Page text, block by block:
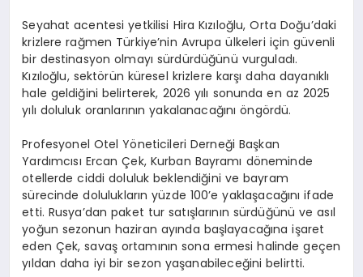
Seyahat acentesi yetkilisi Hira Kızıloğlu, Orta Doğu’daki
krizlere rağmen Türkiye’nin Avrupa ülkeleri için güvenli
bir destinasyon olmayı sürdürdüğünü vurguladı.
Kızıloğlu, sektörün küresel krizlere karşı daha dayanıklı
hale geldiğini belirterek, 2026 yılı sonunda en az 2025
yılı doluluk oranlarının yakalanacağını öngördü.
Profesyonel Otel Yöneticileri Derneği Başkan
Yardımcısı Ercan Çek, Kurban Bayramı döneminde
otellerde ciddi doluluk beklendiğini ve bayram
sürecinde dolulukların yüzde 100’e yaklaşacağını ifade
etti. Rusya’dan paket tur satışlarının sürdüğünü ve asıl
yoğun sezonun haziran ayında başlayacağına işaret
eden Çek, savaş ortamının sona ermesi halinde geçen
yıldan daha iyi bir sezon yaşanabileceğini belirtti.